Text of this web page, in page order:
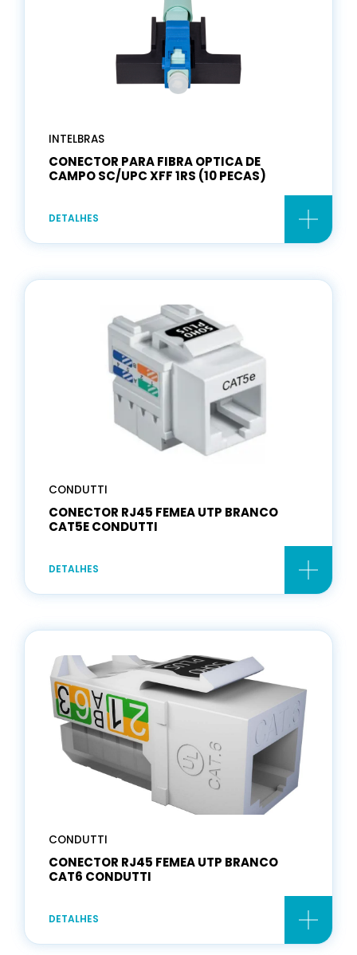
INTELBRAS
CONECTOR PARA FIBRA OPTICA DE
CAMPO SC/UPC XFF 1RS (10 PECAS)
DETALHES
CONDUTTI
CONECTOR RJ45 FEMEA UTP BRANCO
CAT5E CONDUTTI
DETALHES
CONDUTTI
CONECTOR RJ45 FEMEA UTP BRANCO
CAT6 CONDUTTI
DETALHES